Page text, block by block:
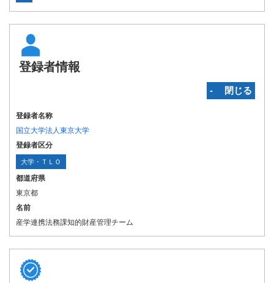
登録者情報
‐ 閉じる
登録者名称
国立大学法人東京大学
登録者区分
大学・ＴＬＯ
都道府県
東京都
名前
産学連携法務課知的財産管理チーム